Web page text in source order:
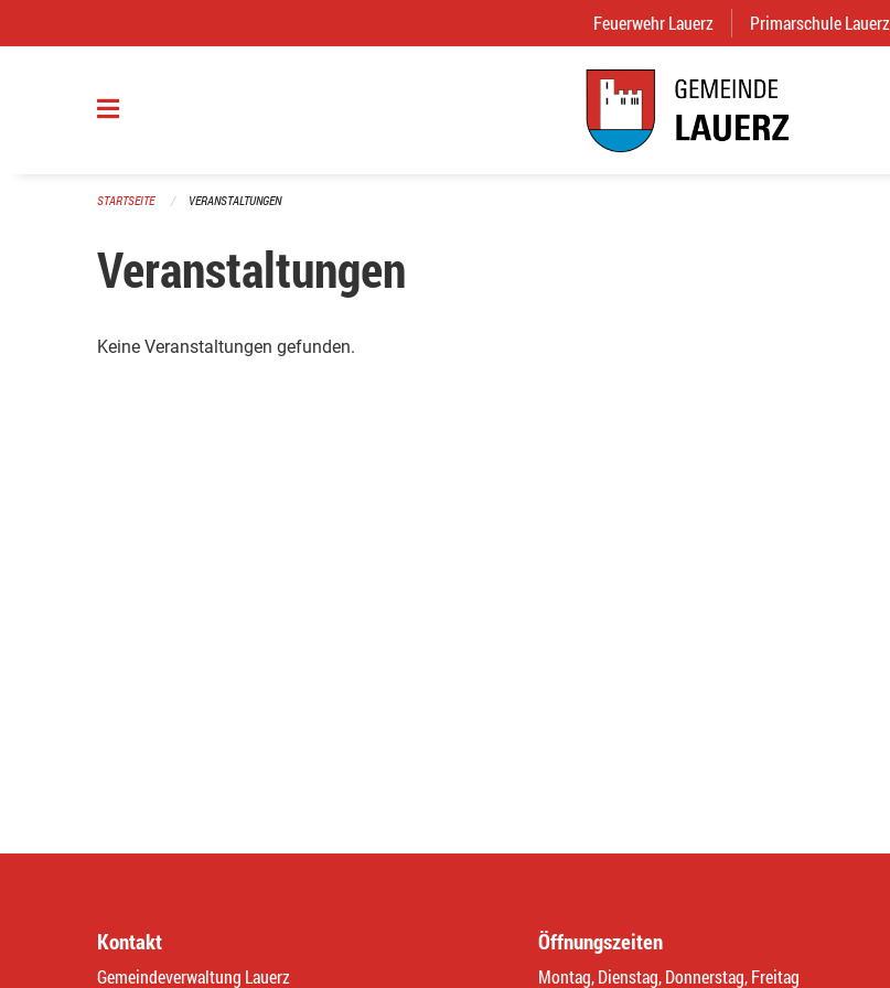
Feuerwehr Lauerz (External Link)
Primarschule Lauerz
STARTSEITE VERANSTALTUNGEN
Veranstaltungen
Keine Veranstaltungen gefunden.
Kontakt
Gemeindeverwaltung Lauerz
Öffnungszeiten
Montag, Dienstag, Donnerstag, Freitag